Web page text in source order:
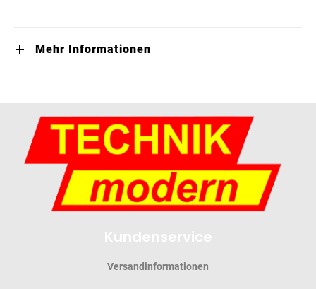
Mehr Informationen
Versandinformationen